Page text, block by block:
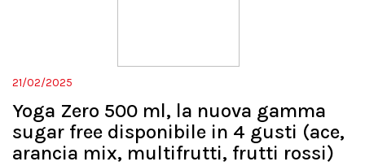
21/02/2025
Yoga Zero 500 ml, la nuova gamma
sugar free disponibile in 4 gusti (ace,
arancia mix, multifrutti, frutti rossi)